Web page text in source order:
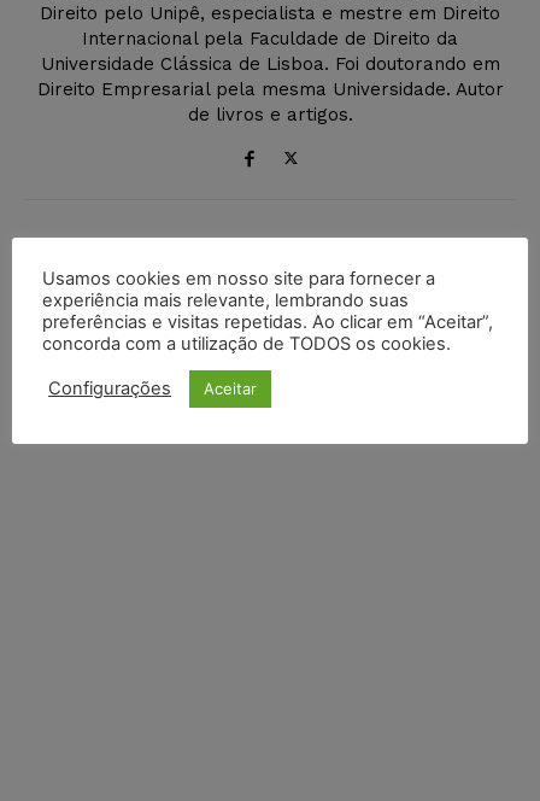
Direito pelo Unipê, especialista e mestre em Direito
Internacional pela Faculdade de Direito da
Universidade Clássica de Lisboa. Foi doutorando em
Direito Empresarial pela mesma Universidade. Autor
de livros e artigos.
1 COMENTÁRIO
DEIXE UM COMENTÁRIO
Facebook Comments
Usamos cookies em nosso site para fornecer a
experiência mais relevante, lembrando suas
preferências e visitas repetidas. Ao clicar em “Aceitar”,
concorda com a utilização de TODOS os cookies.
Configurações Aceitar